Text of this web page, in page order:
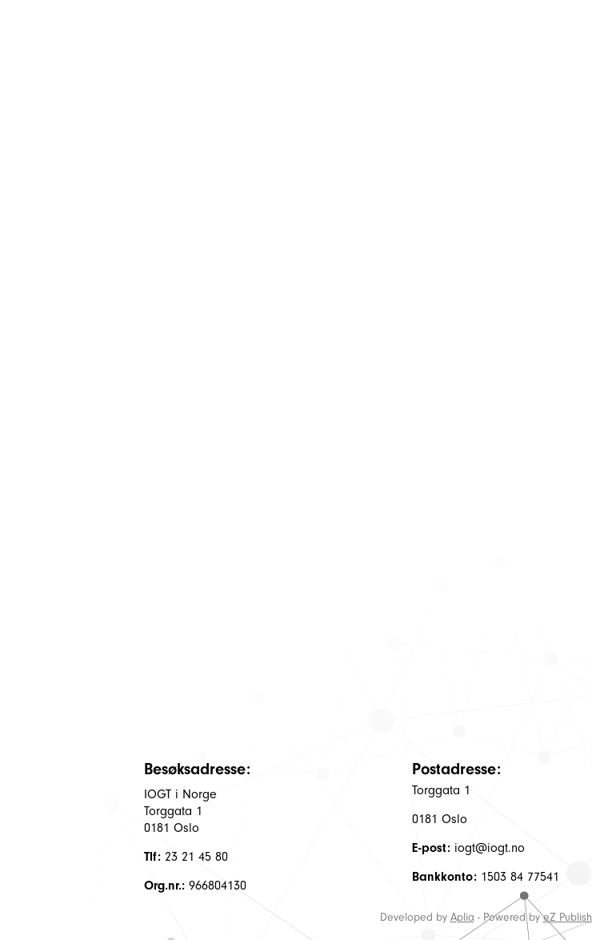
Besøksadresse:
IOGT i Norge
Torggata 1
0181 Oslo
Tlf: 23 21 45 80
Org.nr.: 966804130
Postadresse:
Torggata 1
0181 Oslo
E-post:iogt@iogt.no
Bankkonto:1503 84 77541
Developed by Aplia - Powered byeZ Publish